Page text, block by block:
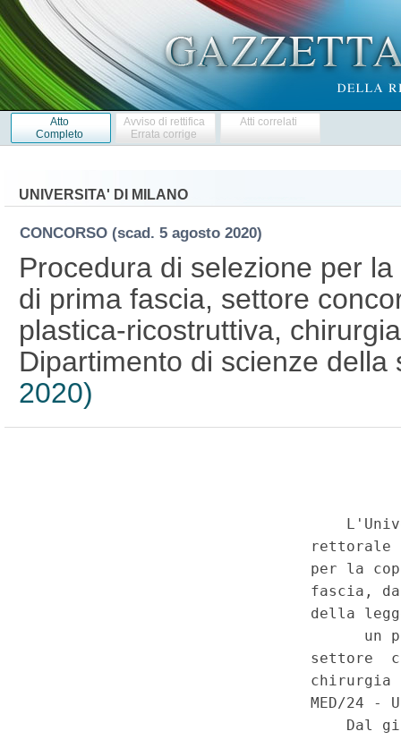
Atto
Completo
Avviso di rettifica
Errata corrige
Atti correlati
UNIVERSITA' DI MILANO
CONCORSO (scad. 5 agosto 2020)
Procedura di selezione per
di prima fascia, settore
plastica-ricostruttiva,
Dipartimento di scienze
2020)